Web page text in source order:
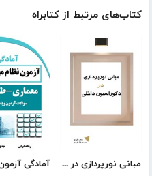
کتاب‌های مرتبط از کتابراه
مبانی نورپردازی در دکوراسیون داخلی